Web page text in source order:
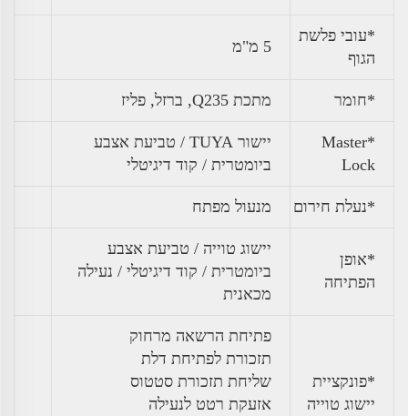
*עובי פלשת
הגוף
5 מ"מ
*חומר מתכת Q235, ברזל, פליז
*Master
Lock
יישור TUYA / טביעת אצבע
ביומטרית / קוד דיגיטלי
*נעלת חירום מנעול מפתח
*אופן
הפתיחה
יישוג טוייה / טביעת אצבע
ביומטרית / קוד דיגיטלי / נעילה
מכאנית
*פונקציית
יישוג טוייה
פתיחת הרשאה מרחוק
תזכורת לפתיחת דלת
שליחת תזכורת סטטוס
אזעקת רטט לנעילה